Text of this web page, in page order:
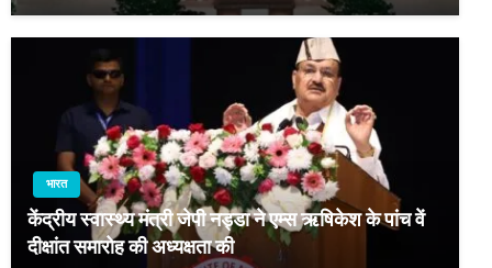
भारत
केंद्रीय स्वास्थ्य मंत्री जेपी नड्डा ने एम्स ऋषिकेश के पांच वें
दीक्षांत समारोह की अध्यक्षता की